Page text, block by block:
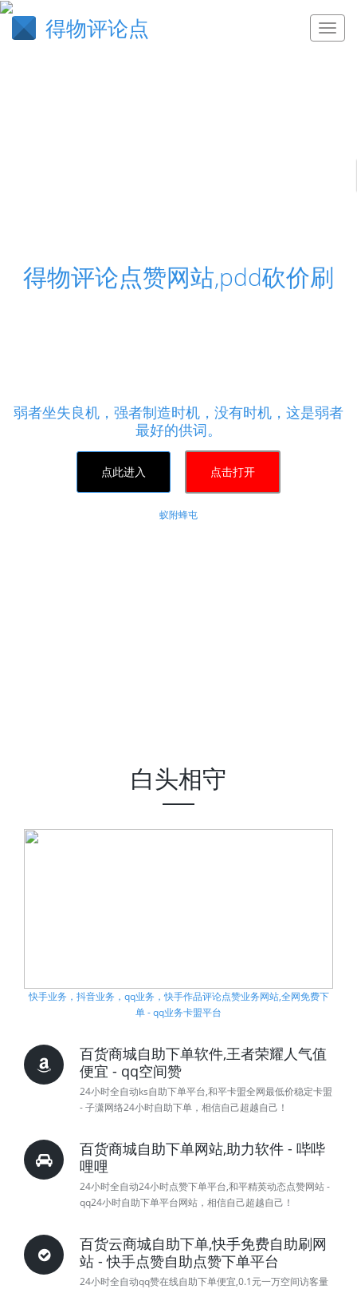
得物评论点
得物评论点赞网站,pdd砍价刷
弱者坐失良机，强者制造时机，没有时机，这是弱者
最好的供词。
点此进入 点击打开
蚁附蜂屯
白头相守
快手业务，抖音业务，qq业务，快手作品评论点赞业务网站,全网免费下
单 - qq业务卡盟平台
百货商城自助下单软件,王者荣耀人气值
便宜 - qq空间赞
24小时全自动ks自助下单平台,和平卡盟全网最低价稳定卡盟
- 子潇网络24小时自助下单，相信自己超越自己！
百货商城自助下单网站,助力软件 - 哔哔
哩哩
24小时全自动24小时点赞下单平台,和平精英动态点赞网站 -
qq24小时自助下单平台网站，相信自己超越自己！
百货云商城自助下单,快手免费自助刷网
站 - 快手点赞自助点赞下单平台
24小时全自动qq赞在线自助下单便宜,0.1元一万空间访客量